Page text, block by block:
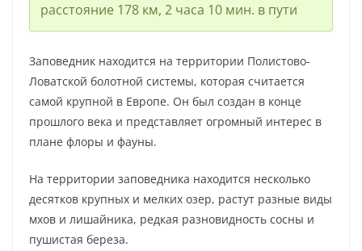
расстояние 178 км, 2 часа 10 мин. в пути
Заповедник находится на территории Полистово-
Ловатской болотной системы, которая считается
самой крупной в Европе. Он был создан в конце
прошлого века и представляет огромный интерес в
плане флоры и фауны.
На территории заповедника находится несколько
десятков крупных и мелких озер, растут разные виды
мхов и лишайника, редкая разновидность сосны и
пушистая береза.